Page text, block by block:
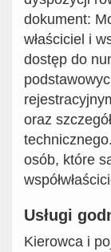
dokument:
właściciel i
dostęp do
oraz
osób, które
Usługi
Kierowca i